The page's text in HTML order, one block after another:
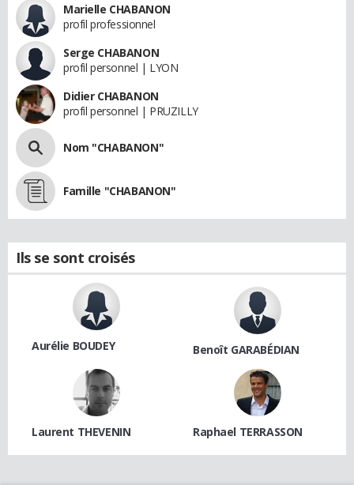
Marielle CHABANON
profil professionnel
Serge CHABANON
profil personnel | LYON
Didier CHABANON
profil personnel | PRUZILLY
Nom "CHABANON"
Famille "CHABANON"
Ils se sont croisés
Aurélie BOUDEY Benoît GARABÉDIAN
Laurent THEVENIN Raphael TERRASSON